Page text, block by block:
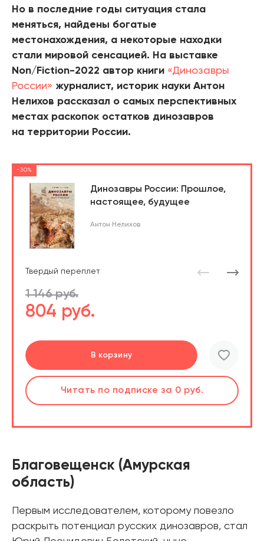
Но в последние годы ситуация стала
меняться, найдены богатые
местонахождения, а некоторые находки
стали мировой сенсацией. На выставке
Non/Fiction-2022 автор книги «Динозавры
России» журналист, историк науки Антон
Нелихов рассказал о самых перспективных
местах раскопок остатков динозавров
на территории России.
-30%
Динозавры России: Прошлое,
настоящее, будущее
Антон Нелихов
Твердый переплет
1 146 руб.
804 руб.
В корзину
В корзине
Читать по подписке за 0 руб.
Перейти
Читать по подписке за 0 руб.
Благовещенск (Амурская
область)
Первым исследователем, которому повезло
раскрыть потенциал русских динозавров, стал